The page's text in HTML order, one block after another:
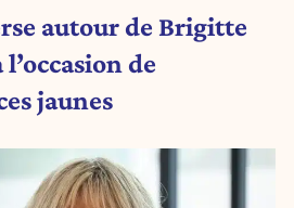
jaunesautour de Brigitte
de
jaunes